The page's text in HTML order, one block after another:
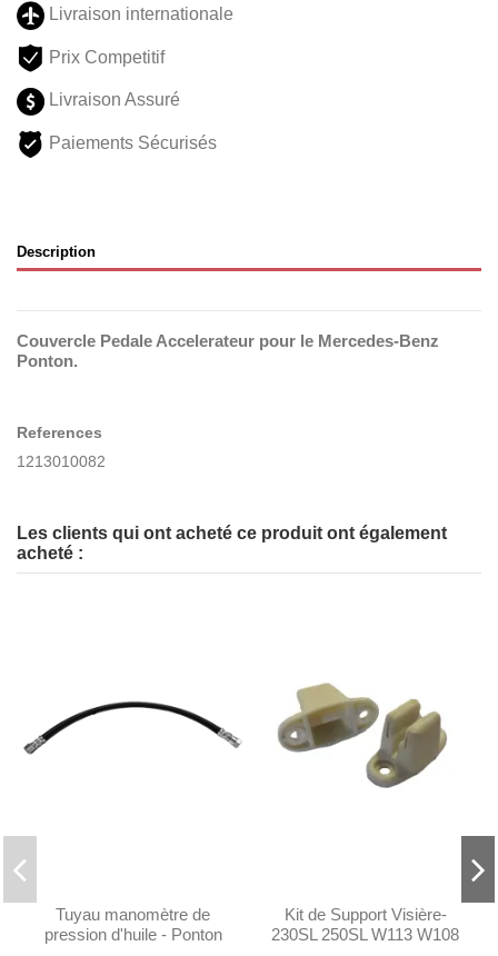
Livraison internationale
Prix Competitif
Livraison Assuré
Paiements Sécurisés
Description
Couvercle Pedale Accelerateur pour le Mercedes-Benz
Ponton.
References
1213010082
Les clients qui ont acheté ce produit ont également
acheté :
Tuyau manomètre de
pression d'huile - Ponton
Kit de Support Visière-
230SL 250SL W113 W108